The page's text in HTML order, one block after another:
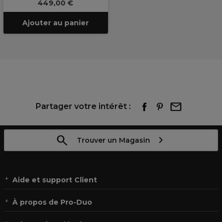
449,00 €
Ajouter au panier
Partager votre intérêt :
Trouver un Magasin
Aide et support Client
À propos de Pro-Duo